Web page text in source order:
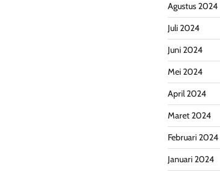
Agustus 2024
Juli 2024
Juni 2024
Mei 2024
April 2024
Maret 2024
Februari 2024
Januari 2024